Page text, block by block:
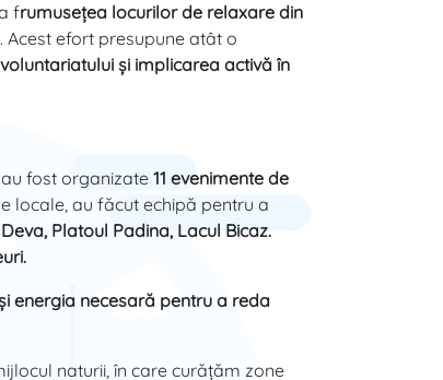
frumuseţea locurilor de relaxare din
efort presupune atât o
și implicarea activă în
fost organizate11 evenimente de
locale, au făcut echipă pentru a
Platoul Padina, Lacul Bicaz.
energia necesară pentru a reda
naturii, în care curățăm zone